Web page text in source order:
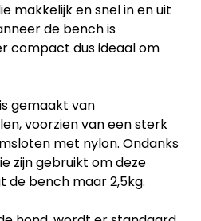
makkelijk en snel in en uit
de bench is
compact dus ideaal om
gemaakt van
voorzien van een sterk
met nylon. Ondanks
zijn gebruikt om deze
de bench maar 2,5kg.